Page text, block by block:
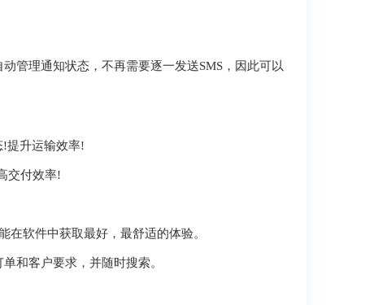
理通知状态，不再需要逐一发送SMS，因此可以
提升运输效率!
交付效率!
软件中获取最好，最舒适的体验。
和客户要求，并随时搜索。